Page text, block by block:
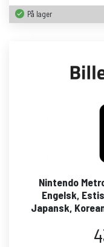
På lager
Nintendo
Engelsk,
Japansk,